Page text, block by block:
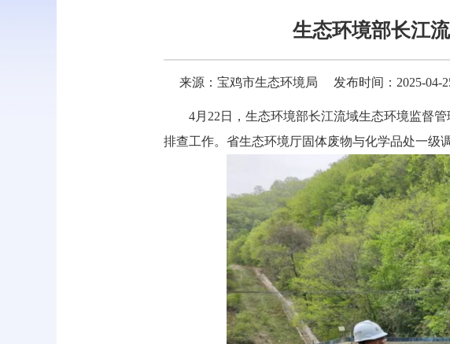
生态环境部长江
来源：宝鸡市生态环境局 发布时间：2025-04-
4月22日，生态环境部长江流域生态环境监督
排查工作。省生态环境厅固体废物与化学品处一级